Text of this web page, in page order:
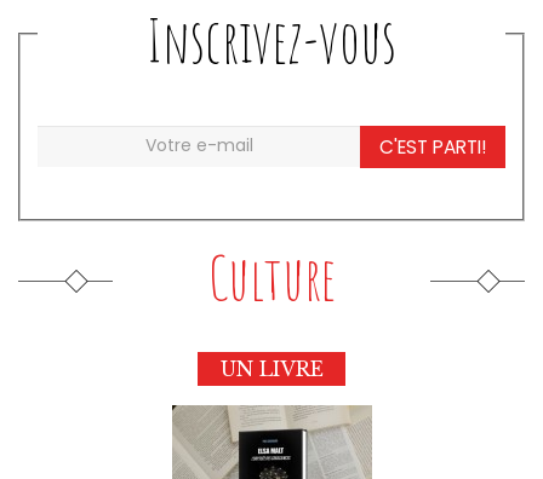
Inscrivez-vous
C'EST PARTI!
Culture
UN LIVRE